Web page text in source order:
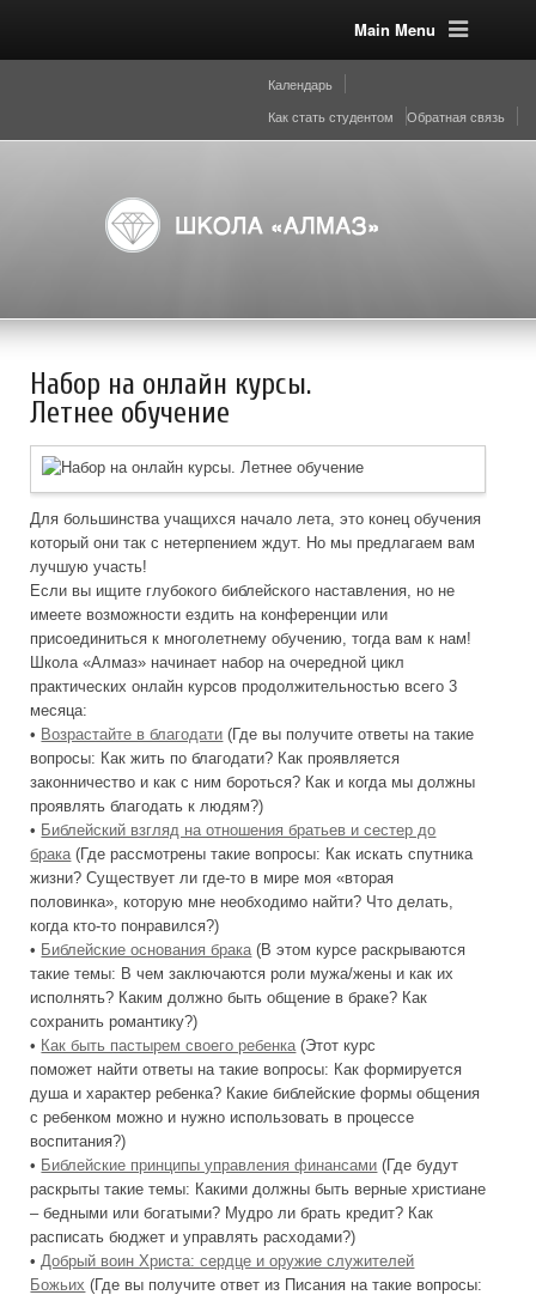
Main Menu
Календарь
Как стать студентом
Обратная связь
Набор на онлайн курсы.
Летнее обучение
Для большинства учащихся начало лета, это конец обучения
который они так с нетерпением ждут. Но мы предлагаем вам
лучшую участь!
Если вы ищите глубокого библейского наставления, но не
имеете возможности ездить на конференции или
присоединиться к многолетнему обучению, тогда вам к нам!
Школа «Алмаз» начинает набор на очередной цикл
практических онлайн курсов продолжительностью всего 3
месяца:
• Возрастайте в благодати (Где вы получите ответы на такие
вопросы: Как жить по благодати? Как проявляется
законничество и как с ним бороться? Как и когда мы должны
проявлять благодать к людям?)
• Библейский взгляд на отношения братьев и сестер до
брака(Где рассмотрены такие вопросы: Как искать спутника
жизни? Существует ли где-то в мире моя «вторая
половинка», которую мне необходимо найти? Что делать,
когда кто-то понравился?)
• Библейские основания брака(В этом курсе раскрываются
такие темы: В чем заключаются роли мужа/жены и как их
исполнять? Каким должно быть общение в браке? Как
сохранить романтику?)
• Как быть пастырем своего ребенка(Этот курс
поможет найти ответы на такие вопросы: Как формируется
душа и характер ребенка? Какие библейские формы общения
с ребенком можно и нужно использовать в процессе
воспитания?)
• Библейские принципы управления финансами (Где будут
раскрыты такие темы: Какими должны быть верные христиане
– бедными или богатыми? Мудро ли брать кредит? Как
расписать бюджет и управлять расходами?)
•Добрый воин Христа: сердце и оружие служителей
Божьих (Где вы получите ответ из Писания на такие вопросы: